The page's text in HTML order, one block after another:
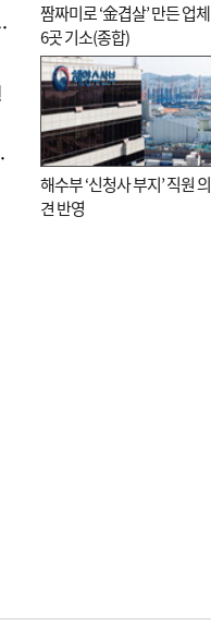
㏊까지 늘린다
수청행 기피
짬짜미로 ‘金겹살’ 만든 업체
6곳 기소(종합)
해수부 ‘신청사 부지’ 직원 의
견 반영